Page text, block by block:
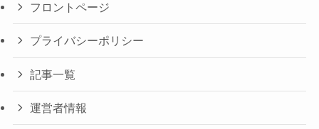
フロントページ
プライバシーポリシー
記事一覧
運営者情報